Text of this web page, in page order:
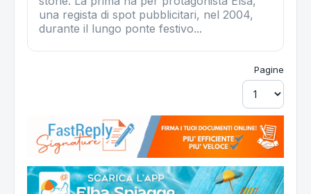
una regista di spot pubblicitari, nel 2004,
durante il lungo ponte festivo...
Pagine